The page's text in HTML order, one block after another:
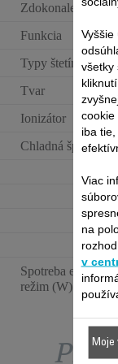
Zdokonalený
Funkcia
Typy štetín
Tvar
Ionizátor
Chladná špička
Spotreba energie
režim (W)
Vyššie
všetky
cookie
iba
Viac
na
v
Moje